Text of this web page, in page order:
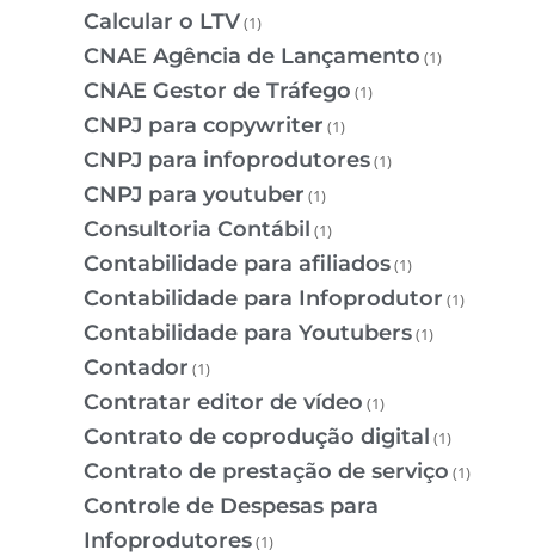
Calcular o LTV(1)
CNAE Agência de Lançamento (1)
CNAE Gestor de Tráfego (1)
CNPJ para copywriter (1)
CNPJ para infoprodutores(1)
CNPJ para youtuber (1)
Consultoria Contábil (1)
Contabilidade para afiliados(1)
Contabilidade para Infoprodutor (1)
Contabilidade para Youtubers(1)
Contador (1)
Contratar editor de vídeo (1)
Contrato de coprodução digital (1)
Contrato de prestação de serviço (1)
Controle de Despesas para
Infoprodutores(1)